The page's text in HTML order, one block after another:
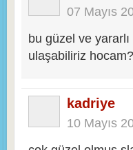
07 Mayıs
bu güzel ve
ulaşabiliriz
kadriye
10 Mayıs